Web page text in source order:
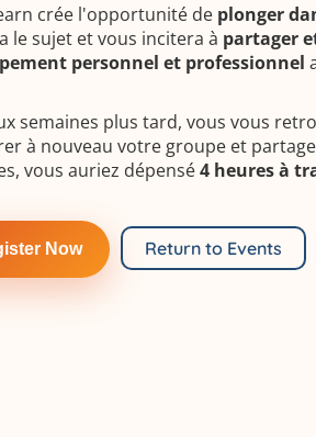
crée l'opportunité de plonger
le sujet et vous incitera à partager
personnel et professionnel
semaines plus tard, vous vous
à nouveau votre groupe et
vous auriez dépensé4 heures à
Now Return to Events